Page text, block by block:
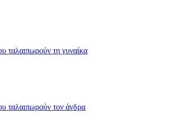
ταλαιπωρούν τη γυναίκα
ταλαιπωρούν τον άνδρα